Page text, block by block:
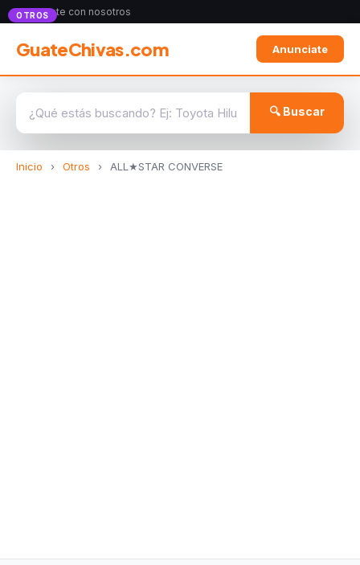
Anunciate con nosotros
GuateChivas.com Anunciate
🔍 Buscar
Inicio › Otros › ALL★STAR CONVERSE
OTROS